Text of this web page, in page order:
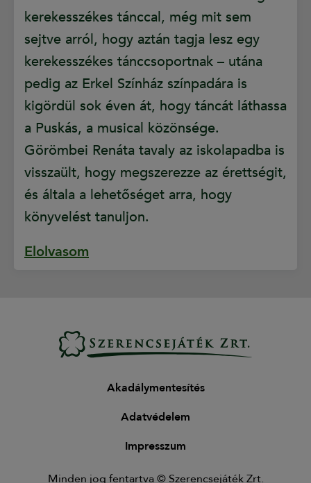
kerekesszékes tánccal, még mit sem
sejtve arról, hogy aztán tagja lesz egy
kerekesszékes tánccsoportnak – utána
pedig az Erkel Színház színpadára is
kigördül sok éven át, hogy táncát láthassa
a Puskás, a musical közönsége.
Görömbei Renáta tavaly az iskolapadba is
visszaült, hogy megszerezze az érettségit,
és általa a lehetőséget arra, hogy
könyvelést tanuljon.
Elolvasom
Akadálymentesítés
Adatvédelem
Impresszum
Minden jog fentartva © Szerencsejáték Zrt.